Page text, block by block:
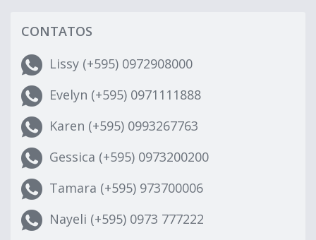
CONTATOS
Lissy (+595) 0972908000
Evelyn (+595) 0971111888
Karen (+595) 0993267763
Gessica (+595) 0973200200
Tamara (+595) 973700006
Nayeli (+595) 0973 777222